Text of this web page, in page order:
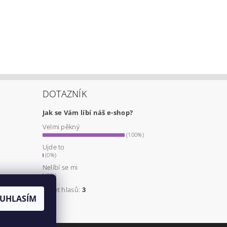
DOTAZNÍK
Jak se Vám líbí náš e-shop?
Velmi pěkný
(100%)
Ujde to
(0%)
Nelíbí se mi
(0%)
Počet hlasů: 3